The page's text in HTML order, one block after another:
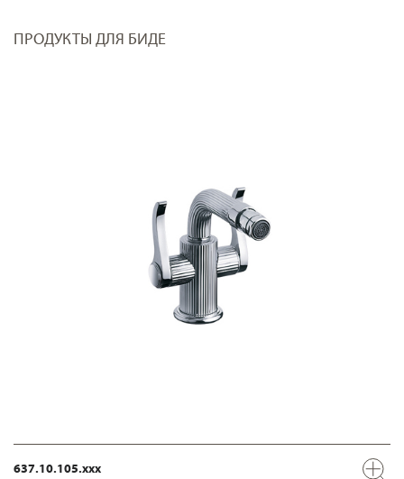
ПРОДУКТЫ ДЛЯ БИДЕ
637.10.105.xxx